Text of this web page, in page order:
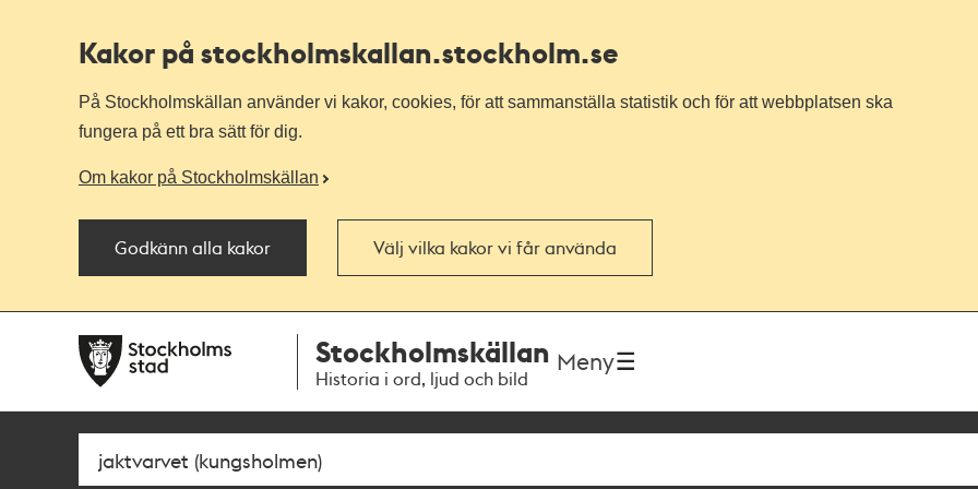
Kakor på stockholmskallan.stockholm.se
På Stockholmskällan använder vi kakor, cookies, för att sammanställa statistik och för att webbplatsen ska
fungera på ett bra sätt för dig.
Om kakor på Stockholmskällan
Godkänn alla kakor Välj vilka kakor vi får använda
navigationen
huvudinnehållet
Stockholmskällan
Historia i ord, ljud och bild
Meny
Sök